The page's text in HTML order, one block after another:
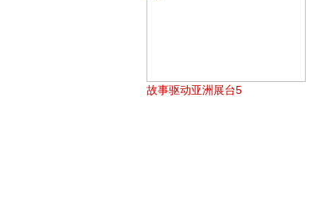
故事驱动亚洲展台5